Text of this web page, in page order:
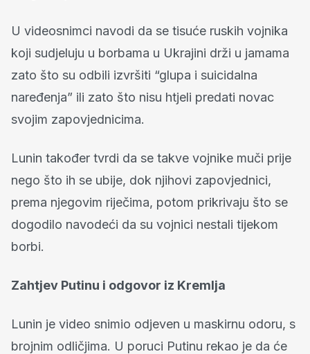
U videosnimci navodi da se tisuće ruskih vojnika
koji sudjeluju u borbama u Ukrajini drži u jamama
zato što su odbili izvršiti “glupa i suicidalna
naređenja” ili zato što nisu htjeli predati novac
svojim zapovjednicima.
Lunin također tvrdi da se takve vojnike muči prije
nego što ih se ubije, dok njihovi zapovjednici,
prema njegovim riječima, potom prikrivaju što se
dogodilo navodeći da su vojnici nestali tijekom
borbi.
Zahtjev Putinu i odgovor iz Kremlja
Lunin je video snimio odjeven u maskirnu odoru, s
brojnim odličjima. U poruci Putinu rekao je da će